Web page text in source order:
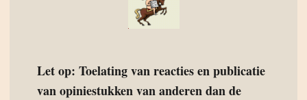
Let op: Toelating van reacties en publicatie
van opiniestukken van anderen dan de